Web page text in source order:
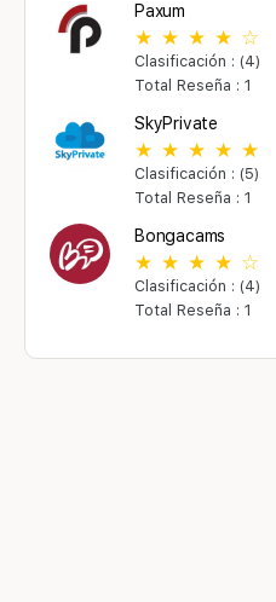
Paxum
Clasificación : (4)
Total Reseña : 1
SkyPrivate
Clasificación : (5)
Total Reseña : 1
Bongacams
Clasificación : (4)
Total Reseña : 1